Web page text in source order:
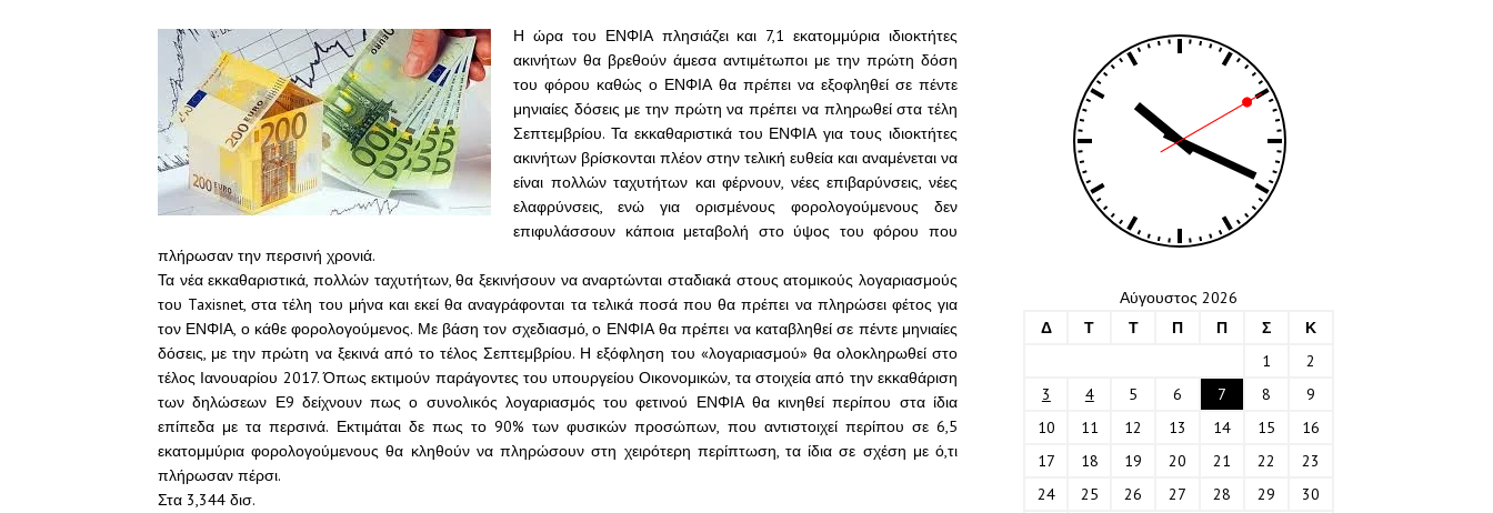
Η ώρα του ΕΝΦΙΑ πλησιάζει και 7,1 εκατομμύρια ιδιοκτήτες
ακινήτων θα βρεθούν άμεσα αντιμέτωποι με την πρώτη δόση
του φόρου καθώς ο ΕΝΦΙΑ θα πρέπει να εξοφληθεί σε πέντε
μηνιαίες δόσεις με την πρώτη να πρέπει να πληρωθεί στα τέλη
Σεπτεμβρίου. Τα εκκαθαριστικά του ΕΝΦΙΑ για τους ιδιοκτήτες
ακινήτων βρίσκονται πλέον στην τελική ευθεία και αναμένεται να
είναι πολλών ταχυτήτων και φέρνουν, νέες επιβαρύνσεις, νέες
ελαφρύνσεις, ενώ για ορισμένους φορολογούμενους δεν
επιφυλάσσουν κάποια μεταβολή στο ύψος του φόρου που
πλήρωσαν την περσινή χρονιά.
Τα νέα εκκαθαριστικά, πολλών ταχυτήτων, θα ξεκινήσουν να αναρτώνται σταδιακά στους ατομικούς λογαριασμούς
του Taxisnet, στα τέλη του μήνα και εκεί θα αναγράφονται τα τελικά ποσά που θα πρέπει να πληρώσει φέτος για
τον ΕΝΦΙΑ, ο κάθε φορολογούμενος. Με βάση τον σχεδιασμό, ο ΕΝΦΙΑ θα πρέπει να καταβληθεί σε πέντε μηνιαίες
δόσεις, με την πρώτη να ξεκινά από το τέλος Σεπτεμβρίου. Η εξόφληση του «λογαριασμού» θα ολοκληρωθεί στο
τέλος Ιανουαρίου 2017. Όπως εκτιμούν παράγοντες του υπουργείου Οικονομικών, τα στοιχεία από την εκκαθάριση
των δηλώσεων Ε9 δείχνουν πως ο συνολικός λογαριασμός του φετινού ΕΝΦΙΑ θα κινηθεί περίπου στα ίδια
επίπεδα με τα περσινά. Εκτιμάται δε πως το 90% των φυσικών προσώπων, που αντιστοιχεί περίπου σε 6,5
εκατομμύρια φορολογούμενους θα κληθούν να πληρώσουν στη χειρότερη περίπτωση, τα ίδια σε σχέση με ό,τι
πλήρωσαν πέρσι.
Στα 3,344 δισ.
Αύγουστος 2026
Δ
Τ Τ Π Π Σ
Κ
1
2
3
4 5 6 7 8
9
10
11 12 13 14 15
16
17
18 19 20 21 22
23
24
25 26 27 28 29
30